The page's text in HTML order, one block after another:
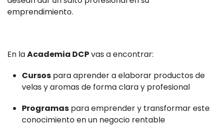
emprendimiento.
En laAcademia DCPvas a encontrar:
Cursos para aprender a elaborar productos de
velas y aromas de forma clara y profesional
Programas para emprender y transformar este
conocimiento en un negocio rentable